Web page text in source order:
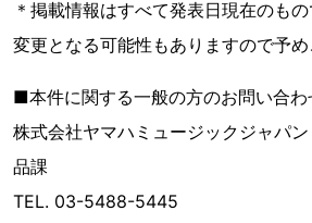
＊掲載情報はすべて発表日現在のも
変更となる可能性もありますので予め
■本件に関する一般の方のお問い合わ
株式会社ヤマハミュージックジャパ
品課
TEL. 03-5488-5445